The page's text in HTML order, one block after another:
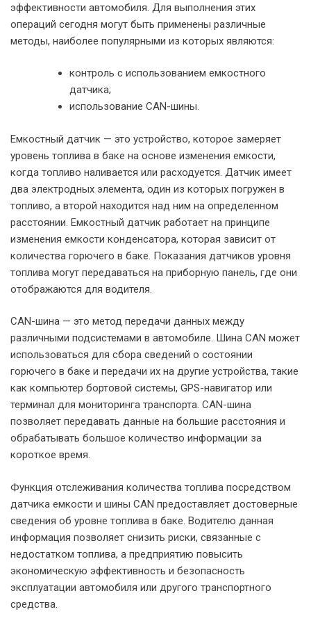
эффективности автомобиля. Для выполнения этих
операций сегодня могут быть применены различные
методы, наиболее популярными из которых являются:
контроль с использованием емкостного
датчика;
использование CAN-шины.
Емкостный датчик — это устройство, которое замеряет
уровень топлива в баке на основе изменения емкости,
когда топливо наливается или расходуется. Датчик имеет
два электродных элемента, один из которых погружен в
топливо, а второй находится над ним на определенном
расстоянии. Емкостный датчик работает на принципе
изменения емкости конденсатора, которая зависит от
количества горючего в баке. Показания датчиков уровня
топлива могут передаваться на приборную панель, где они
отображаются для водителя.
CAN-шина — это метод передачи данных между
различными подсистемами в автомобиле. Шина CAN может
использоваться для сбора сведений о состоянии
горючего в баке и передачи их на другие устройства, такие
как компьютер бортовой системы, GPS-навигатор или
терминал для мониторинга транспорта. CAN-шина
позволяет передавать данные на большие расстояния и
обрабатывать большое количество информации за
короткое время.
Функция отслеживания количества топлива посредством
датчика емкости и шины CAN предоставляет достоверные
сведения об уровне топлива в баке. Водителю данная
информация позволяет снизить риски, связанные с
недостатком топлива, а предприятию повысить
экономическую эффективность и безопасность
эксплуатации автомобиля или другого транспортного
средства.